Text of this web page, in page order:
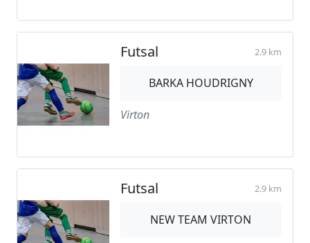
Futsal 2.9 km
BARKA HOUDRIGNY
Virton
Futsal 2.9 km
NEW TEAM VIRTON